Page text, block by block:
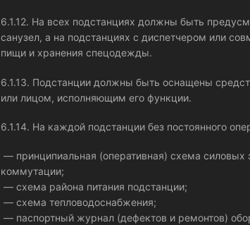
6.1.12. На всех подстанциях должны быть
санузел, а на подстанциях с диспетчером или
пищи и хранения спецодежды.
6.1.13. Подстанции должны быть оснащены
или лицом, исполняющим его функции.
6.1.14. На каждой подстанции без постоянного
— принципиальная (оперативная) схема
коммутации;
— схема района питания подстанции;
— схема тепловодоснабжения;
— паспортный журнал (дефектов и ремонтов)